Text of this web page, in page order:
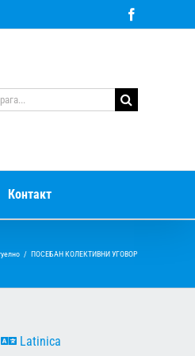
Контакт
/ ПОСЕБАН КОЛЕКТИВНИ УГОВОР
Latinica